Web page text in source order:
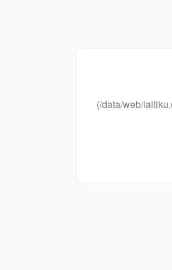
(/data/web/